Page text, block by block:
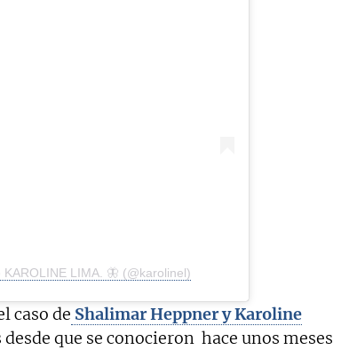
LIMA. 🦋 (@karolinel)
caso de Shalimar Heppner y Karoline
que se conocieron hace unos meses